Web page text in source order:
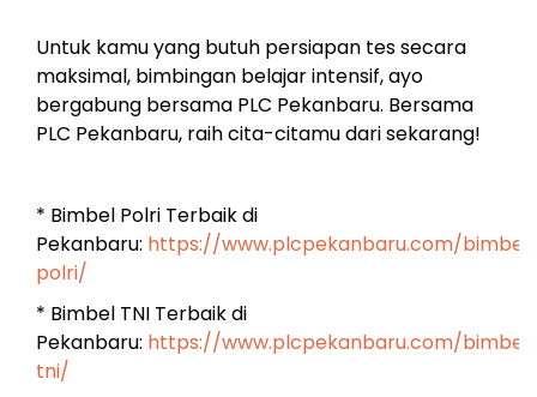
Untuk kamu yang butuh persiapan tes secara
maksimal, bimbingan belajar intensif, ayo
bergabung bersama PLC Pekanbaru. Bersama
PLC Pekanbaru, raih cita-citamu dari sekarang!
* Bimbel Polri Terbaik di
Pekanbaru: https://www.plcpekanbaru.com/
polri/
* Bimbel TNI Terbaik di
Pekanbaru: https://www.plcpekanbaru.com/
tni/